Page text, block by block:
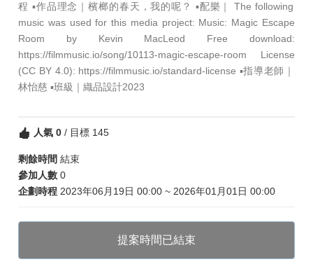
程 ▪️作品理念｜檳榔的春天，我的呢？ ▪️配樂｜ The following
music was used for this media project: Music: Magic Escape
Room by Kevin MacLeod Free download:
https://filmmusic.io/song/10113-magic-escape-room License
(CC BY 4.0): https://filmmusic.io/standard-license ▪️指導老師｜
林怡慈 ▪️班級｜織品設計2023
人氣0 / 目標 145
剩餘時間 結束
參加人數 0
企劃時程 2023年06月19日 00:00 ~ 2026年01月01日 00:00
提案時間已結束